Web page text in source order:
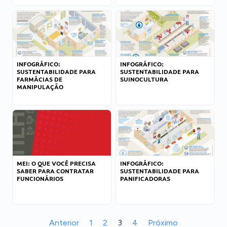
INFOGRÁFICO:
SUSTENTABILIDADE PARA
FARMÁCIAS DE
MANIPULAÇÃO
INFOGRÁFICO:
SUSTENTABILIDADE PARA
SUINOCULTURA
MEI: O QUE VOCÊ PRECISA
SABER PARA CONTRATAR
FUNCIONÁRIOS
INFOGRÁFICO:
SUSTENTABILIDADE PARA
PANIFICADORAS
Anterior 1 2 3 4 Próximo